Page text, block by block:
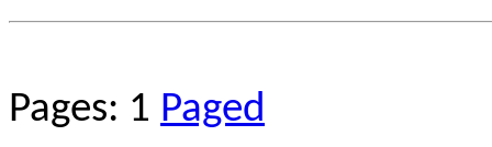
Pages: 1 Paged